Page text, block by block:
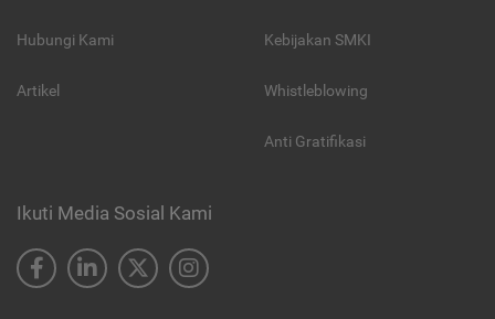
Hubungi Kami
Artikel
Kebijakan SMKI
Whistleblowing
Anti Gratifikasi
Ikuti Media Sosial Kami